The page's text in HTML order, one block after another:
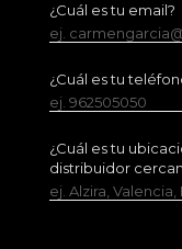
¿Cuál es tu email?
ej.
¿Cuál es tu
ej. 962505050
¿Cuál es tu
distribuidor
ej. Alzira, Valencia,